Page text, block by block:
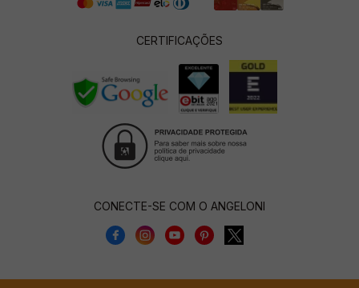
CERTIFICAÇÕES
CONECTE-SE COM O ANGELONI